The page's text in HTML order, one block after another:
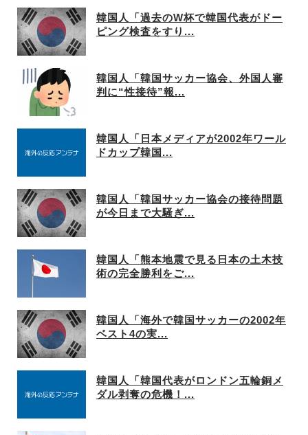
韓国人「過去のW杯で韓国代表がドー
ピング検査をすり...
韓国人「韓国サッカー協会、外国人審
判に“性接待”報...
韓国人「日本メディアが2002年ワール
ドカップ韓国...
韓国人「韓国サッカー協会の接待問題
が今日まで大騒ぎ...
韓国人「熊本地震で見る日本の土木技
術の完全勝利をご...
韓国人「海外で韓国サッカーの2002年
ベスト4の実...
韓国人「韓国代表がロンドン五輪銅メ
ダル剥奪の危機！...